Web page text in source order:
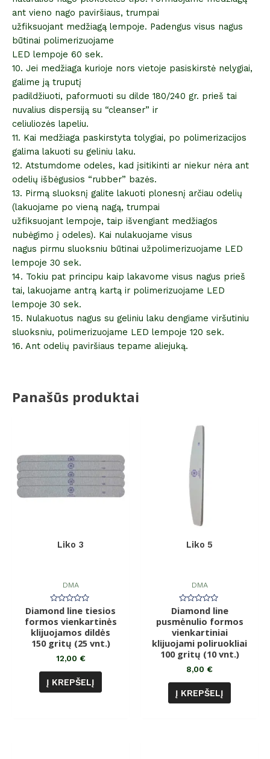
ant vieno nago paviršiaus, trumpai
užfiksuojant medžiagą lempoje. Padengus visus nagus
būtinai polimerizuojame
LED lempoje 60 sek.
10. Jei medžiaga kurioje nors vietoje pasiskirstė nelygiai,
galime ją truputį
padildžiuoti, paformuoti su dilde 180/240 gr. prieš tai
nuvalius dispersiją su “cleanser” ir
celiuliozės lapeliu.
11. Kai medžiaga paskirstyta tolygiai, po polimerizacijos
galima lakuoti su geliniu laku.
12. Atstumdome odeles, kad įsitikinti ar niekur nėra ant
odelių išbėgusios “rubber” bazės.
13. Pirmą sluoksnį galite lakuoti plonesnį arčiau odelių
(lakuojame po vieną nagą, trumpai
užfiksuojant lempoje, taip išvengiant medžiagos
nubėgimo į odeles). Kai nulakuojame visus
nagus pirmu sluoksniu būtinai užpolimerizuojame LED
lempoje 30 sek.
14. Tokiu pat principu kaip lakavome visus nagus prieš
tai, lakuojame antrą kartą ir polimerizuojame LED
lempoje 30 sek.
15. Nulakuotus nagus su geliniu laku dengiame viršutiniu
sluoksniu, polimerizuojame LED lempoje 120 sek.
16. Ant odelių paviršiaus tepame aliejuką.
Panašūs produktai
Liko 3
DMA
Įvertinimas:
0
iš
5
Diamond line tiesios
formos vienkartinės
klijuojamos dildės
150 gritų (25 vnt.)
12,00 €
Į KREPŠELĮ
Liko 5
DMA
Įvertinimas:
0
iš
5
Diamond line
pusmėnulio formos
vienkartiniai
klijuojami poliruokliai
100 gritų (10 vnt.)
8,00 €
Į KREPŠELĮ